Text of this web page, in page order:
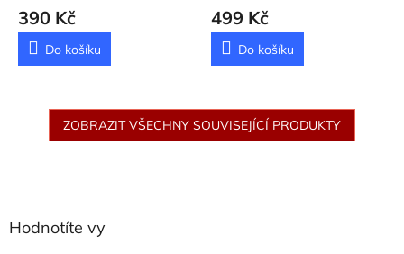
390 Kč
Do košíku
499 Kč
Do košíku
ZOBRAZIT VŠECHNY SOUVISEJÍCÍ PRODUKTY
Hodnotíte vy